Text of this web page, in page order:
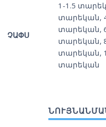
ՉԱՓՍ
1-1.5
տարեկան,
տարեկան,
տարեկան,
տարեկան,
տարեկան